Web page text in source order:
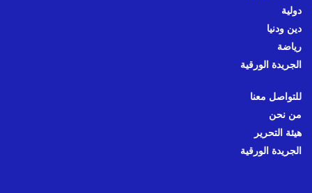
دولية
دين ودنيا
رياضة
الجريدة الورقية
للتواصل معنا
من نحن
هيئة التحرير
الجريدة الورقية